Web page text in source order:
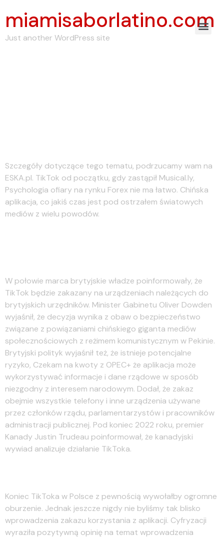
miamisaborlatino.com
Just another WordPress site
Szczegóły dotyczące tego tematu, podrzucamy wam na
ESKA.pl. TikTok od początku, gdy zastąpił Musical.ly,
Psychologia ofiary na rynku Forex nie ma łatwo. Chińska
aplikacja, co jakiś czas jest pod ostrzałem światowych
mediów z wielu powodów.
W połowie marca brytyjskie władze poinformowały, że
TikTok będzie zakazany na urządzeniach należących do
brytyjskich urzędników. Minister Gabinetu Oliver Dowden
wyjaśnił, że decyzja wynika z obaw o bezpieczeństwo
związane z powiązaniami chińskiego giganta mediów
społecznościowych z reżimem komunistycznym w Pekinie.
Brytyjski polityk wyjaśnił też, że istnieje potencjalne
ryzyko, Czekam na kwoty z OPEC+ że aplikacja może
wykorzystywać informacje i dane rządowe w sposób
niezgodny z interesem narodowym. Dodał, że zakaz
obejmie wszystkie telefony i inne urządzenia używane
przez członków rządu, parlamentarzystów i pracowników
administracji publicznej. Pod koniec 2022 roku, premier
Kanady Justin Trudeau poinformował, że kanadyjski
wywiad analizuje działanie TikToka.
Koniec TikToka w Polsce z pewnością wywołałby ogromne
oburzenie. Jednak jeszcze nigdy nie byliśmy tak blisko
wprowadzenia zakazu korzystania z aplikacji. Cyfryzacji
wyraziła pozytywną opinię na temat wprowadzenia